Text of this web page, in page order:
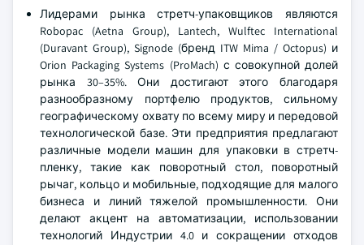
Лидерами рынка стретч-упаковщиков являются
Robopac (Aetna Group), Lantech, Wulftec International
(Duravant Group), Signode (бренд ITW Mima / Octopus) и
Orion Packaging Systems (ProMach) с совокупной долей
рынка 30–35%. Они достигают этого благодаря
разнообразному портфелю продуктов, сильному
географическому охвату по всему миру и передовой
технологической базе. Эти предприятия предлагают
различные модели машин для упаковки в стретч-
пленку, такие как поворотный стол, поворотный
рычаг, кольцо и мобильные, подходящие для малого
бизнеса и линий тяжелой промышленности. Они
делают акцент на автоматизации, использовании
технологий Индустрии 4.0 и сокращении отходов